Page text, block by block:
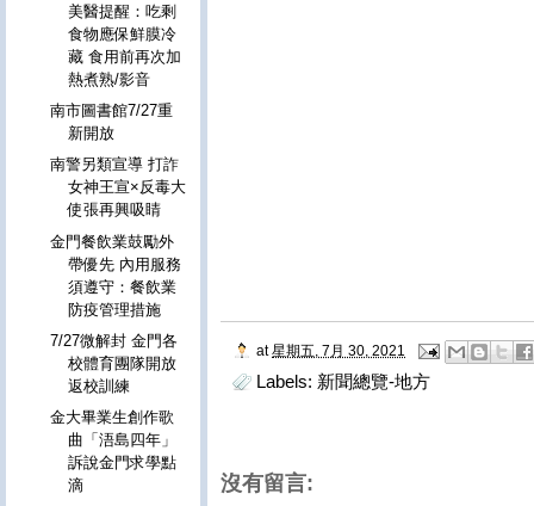
at 星期五, 7月 30, 2021
Labels: 新聞總覽-地方
沒有留言:
美醫提醒：吃剩
食物應保鮮膜冷
藏 食用前再次加
熱煮熟/影音
南市圖書館7/27重
新開放
南警另類宣導 打詐
女神王宣×反毒大
使張再興吸睛
金門餐飲業鼓勵外
帶優先 內用服務
須遵守：餐飲業
防疫管理措施
7/27微解封 金門各
校體育團隊開放
返校訓練
金大畢業生創作歌
曲「浯島四年」
訴說金門求學點
滴